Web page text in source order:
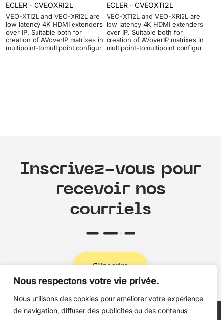
Nous respectons votre vie privée.
Nous utilisons des cookies pour améliorer votre expérience
de navigation, diffuser des publicités ou des contenus
ECLER - CVEOXRI2L
VEO-XTI2L and VEO-XRI2L are
low latency 4K HDMI extenders
over IP. Suitable both for
creation of AVoverIP matrixes in
multipoint-tomultipoint configur
ECLER - CVEOXTI2L
VEO-XTI2L and VEO-XRI2L are
low latency 4K HDMI extenders
over IP. Suitable both for
creation of AVoverIP matrixes in
multipoint-tomultipoint configur
Inscrivez-vous pour
recevoir nos
courriels
S'inscrire
Politique de confidentialité